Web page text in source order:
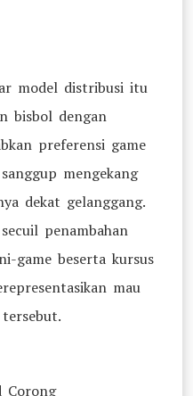
model distribusi itu
bisbol dengan
preferensi game
mengekang
dekat gelanggang.
penambahan
game beserta kursus
mau
Corong